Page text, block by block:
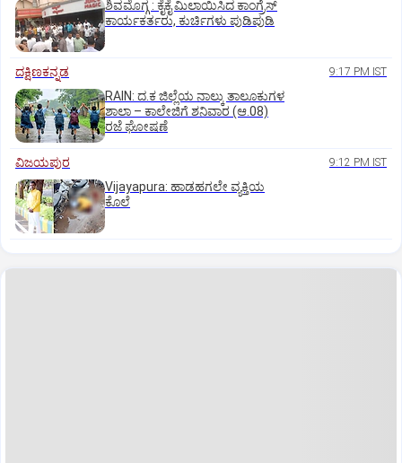
ಶಿವಮೊಗ್ಗ : ಕೈಕೈ ಮಿಲಾಯಿಸಿದ ಕಾಂಗ್ರೆಸ್
ಕಾರ್ಯಕರ್ತರು, ಕುರ್ಚಿಗಳು ಪುಡಿಪುಡಿ
ದಕ್ಷಿಣಕನ್ನಡ 9:17 PM IST
RAIN: ದ.ಕ ಜಿಲ್ಲೆಯ ನಾಲ್ಕು ತಾಲೂಕುಗಳ
ಶಾಲಾ – ಕಾಲೇಜಿಗೆ ಶನಿವಾರ (ಆ.08)
ರಜೆ ಘೋಷಣೆ
ವಿಜಯಪುರ 9:12 PM IST
Vijayapura: ಹಾಡಹಗಲೇ ವ್ಯಕ್ತಿಯ
ಕೊಲೆ